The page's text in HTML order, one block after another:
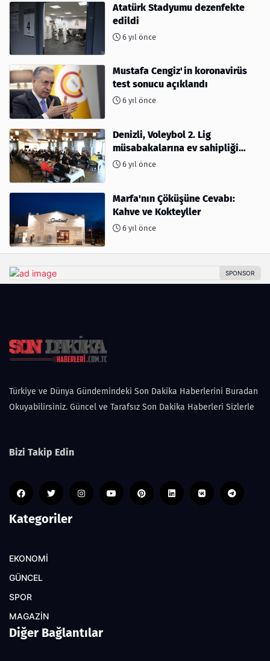
Atatürk Stadyumu dezenfekte
edildi
6 yıl önce
Mustafa Cengiz'in koronavirüs
test sonucu açıklandı
6 yıl önce
Denizli, Voleybol 2. Lig
müsabakalarına ev sahipliği
yapıyor
6 yıl önce
Marfa'nın Çöküşüne Cevabı:
Kahve ve Kokteyller
6 yıl önce
Türkiye ve Dünya Gündemindeki Son Dakika Haberlerini Buradan
Okuyabilirsiniz. Güncel ve Tarafsız Son Dakika Haberleri Sizlerle
Bizi Takip Edin
Kategoriler
EKONOMİ
GÜNCEL
SPOR
MAGAZİN
Diğer Bağlantılar